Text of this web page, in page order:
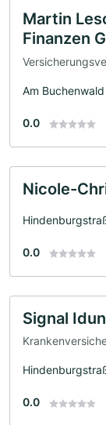
Martin
Finanzen
Am
0.0
Nicole-
0.0
Signal
0.0